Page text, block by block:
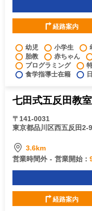
経路案内
幼児 小学生
胎教
赤ちゃん
プログラミング
食学指導士在籍
七田式五反田教室
〒141-0031
東京都品川区西五反田2-
3.6km
営業時間外 - 営業開始：
経路案内